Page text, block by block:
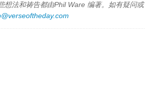
想法和祷告都由Phil Ware 编著。如有疑问或